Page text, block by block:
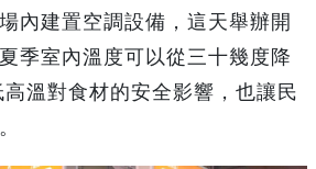
內建置空調設備，這天舉辦開
季室內溫度可以從三十幾度降
溫對食材的安全影響，也讓民